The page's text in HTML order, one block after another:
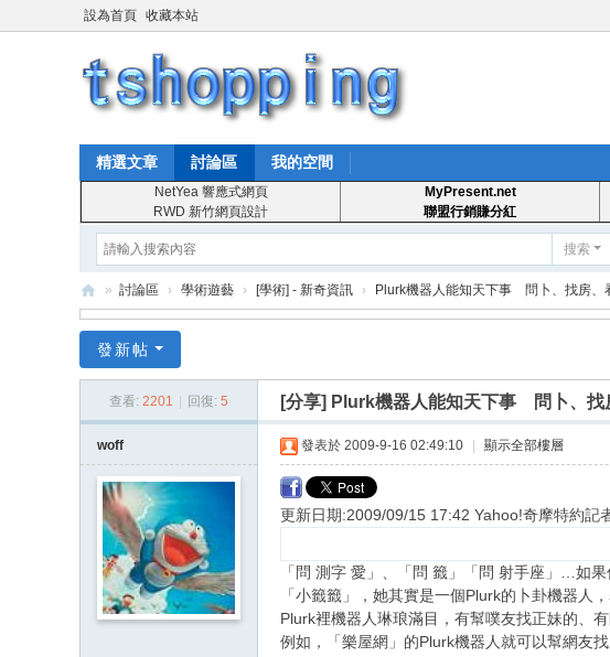
設為首頁 收藏本站
精選文章 討論區 我的空間
NetYea 響應式網頁
RWD 新竹網頁設計
MyPresent.net
聯盟行銷賺分紅
搜索
T
ho
pp
» 討論區 › 學術遊藝 › [學術] - 新奇資訊 › Plurk機器人能知天下事 問卜、找房、
發新帖
查看: 2201 回復: 5 [分享] Plurk機器人能知天下事 問卜、找
woff 發表於 2009-9-16 02:49:10 顯示全部樓層
更新日期:2009/09/15 17:42 Yahoo!奇摩特約記
「問 測字 愛」、「問 籤」「問 射手座」…如
「小籤籤」，她其實是一個Plurk的卜卦機器人
Plurk裡機器人琳琅滿目，有幫噗友找正妹的、
例如，「樂屋網」的Plurk機器人就可以幫網友